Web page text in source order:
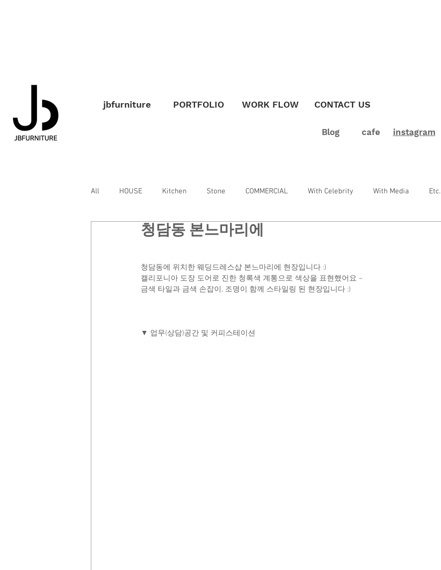
jbfurniture PORTFOLIO WORK FLOW CONTACT US
Blog cafe instagram
All HOUSE Kitchen Stone COMMERCIAL With Celebrity With Media Etc.
청담동 본느마리에
청담동에 위치한 웨딩드레스샵 본느마리에 현장입니다 :)
캘리포니아 도장 도어로 진한 청록색 계통으로 색상을 표현했어요 ~
금색 타일과 금색 손잡이, 조명이 함께 스타일링 된 현장입니다 :)
▼ 업무(상담)공간 및 커피스테이션